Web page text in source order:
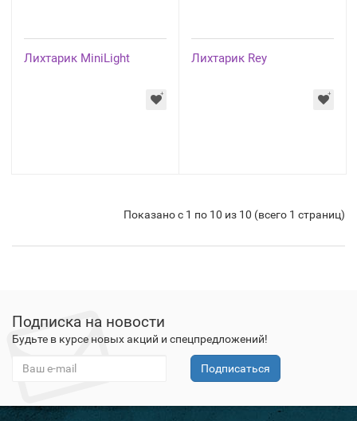
Лихтарик MiniLight Лихтарик Rey
Показано с 1 по 10 из 10 (всего 1 страниц)
Подписка на новости
Будьте в курсе новых акций и спецпредложений!
Подписаться